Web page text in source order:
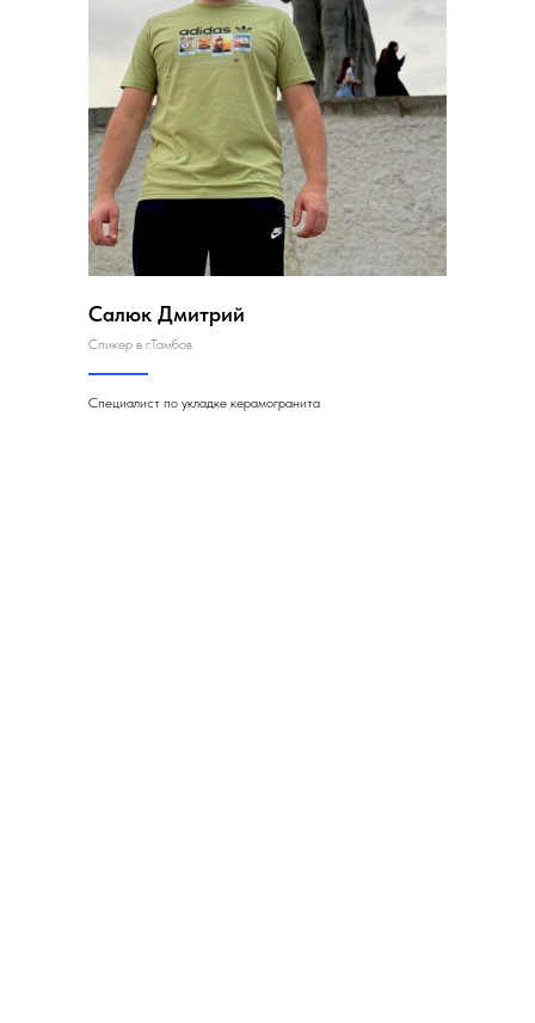
Салюк Дмитрий
Спикер в г.Тамбов
Специалист по укладке керамогранита